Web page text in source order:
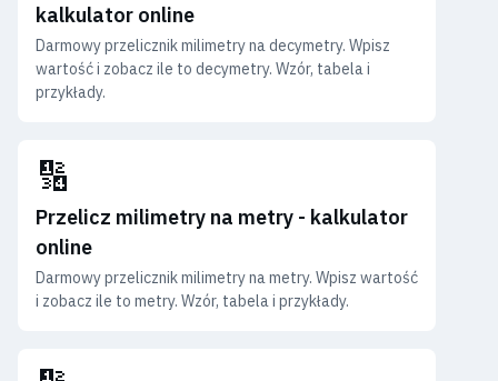
kalkulator online
Darmowy przelicznik milimetry na decymetry. Wpisz
wartość i zobacz ile to decymetry. Wzór, tabela i
przykłady.
🔢
Przelicz milimetry na metry - kalkulator
online
Darmowy przelicznik milimetry na metry. Wpisz wartość
i zobacz ile to metry. Wzór, tabela i przykłady.